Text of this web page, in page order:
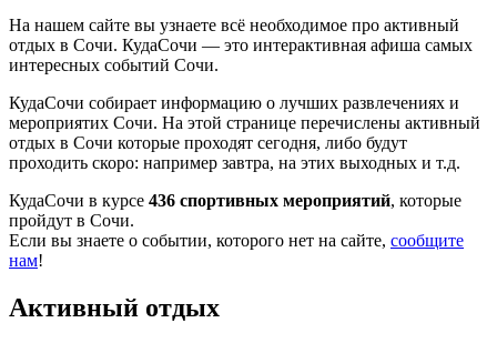
На нашем сайте вы узнаете всё необходимое про активный
отдых в Сочи. КудаСочи — это интерактивная афиша самых
интересных событий Сочи.
КудаСочи собирает информацию о лучших развлечениях и
мероприятих Сочи. На этой странице перечислены активный
отдых в Сочи которые проходят сегодня, либо будут
проходить скоро: например завтра, на этих выходных и т.д.
КудаСочи в курсе 436 спортивных мероприятий, которые
пройдут в Сочи.
Если вы знаете о событии, которого нет на сайте, сообщите
нам!
Активный отдых